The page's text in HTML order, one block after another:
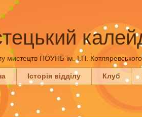
мистецтв ПОУНБ ім. І.П. Котляревського
Історія відділу Клуб